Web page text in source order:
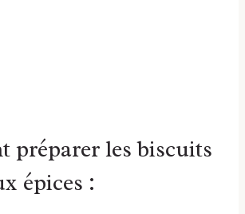
préparer les biscuits
épices :